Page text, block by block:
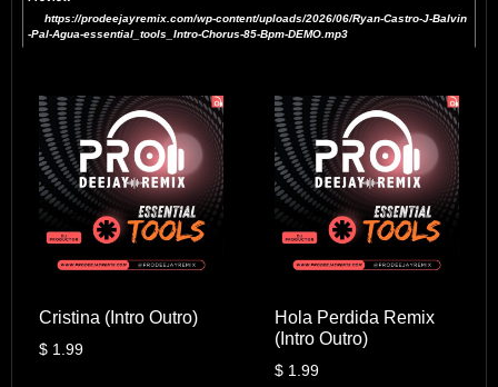
https://prodeejayremix.com/wp-content/uploads/2026/06/Ryan-Castro-J-Balvin
-Pal-Agua-essential_tools_Intro-Chorus-85-Bpm-DEMO.mp3
Cristina (Intro Outro)
$1.99
Hola Perdida Remix
(Intro Outro)
$ 1.99